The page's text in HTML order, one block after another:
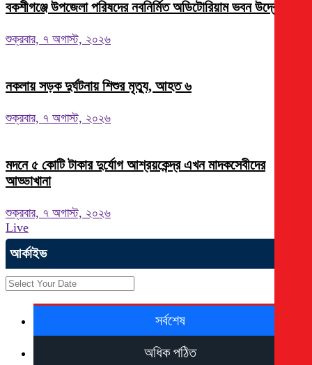
বকশীগঞ্জে উপজেলা পরিষদের নবনির্মিত অডিটোরিয়াম ভবন উদ্বোধন
শুক্রবার, ৭ অগাস্ট, ২০২৬
নকলায় সড়ক দুর্ঘটনায় শিশুর মৃত্যু, আহত ৬
শুক্রবার, ৭ অগাস্ট, ২০২৬
মদনে ৫ কোটি টাকার দুর্যোগ আশ্রয়কেন্দ্র এখন মাদকসেবীদের
আড্ডাখানা
শুক্রবার, ৭ অগাস্ট, ২০২৬
Live
আর্কাইভ
সর্বশেষ
অধিক পঠিত